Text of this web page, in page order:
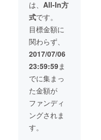
LL)」 ・
UNLIM
ランニ
ングタ
イツon
ショー
ツ サイ
ズ「１
(S〜
M）」
・「２
(L〜
LL)」 ※
送料込
は、 All-In方
式です。
目標金額に
関わらず、
2017/07/06
23:59:59ま
でに集まっ
た金額が
ファンディ
ングされま
す。